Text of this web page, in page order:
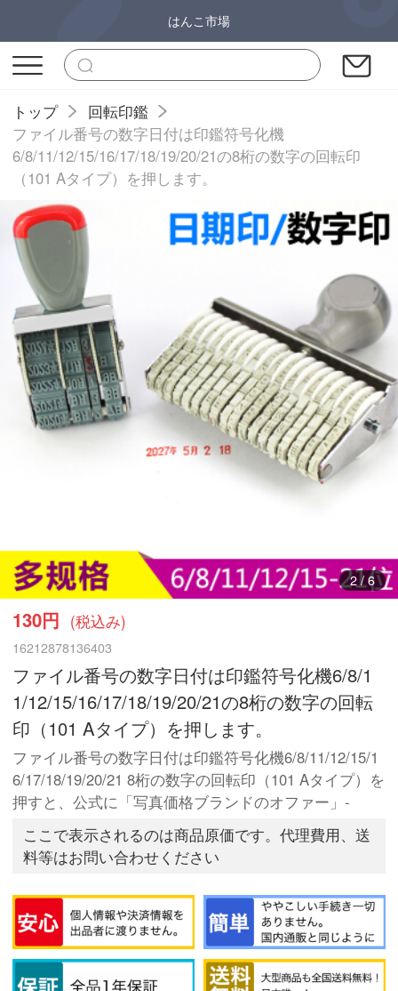
はんこ市場
トップ
回転印鑑
ファイル番号の数字日付は印鑑符号化機
6/8/11/12/15/16/17/18/19/20/21の8桁の数字の回転印
（101 Aタイプ）を押します。
2/ 6
130円 (税込み)
16212878136403
ファイル番号の数字日付は印鑑符号化機6/8/1
1/12/15/16/17/18/19/20/21の8桁の数字の回転
印（101 Aタイプ）を押します。
ファイル番号の数字日付は印鑑符号化機6/8/11/12/15/1
6/17/18/19/20/21 8桁の数字の回転印（101 Aタイプ）を
押すと、公式に「写真価格ブランドのオファー」-
ここで表示されるのは商品原価です。代理費用、送
料等はお問い合わせください